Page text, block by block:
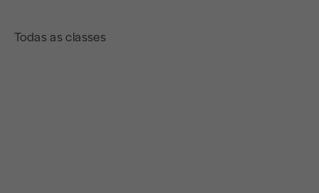
Todas as classes